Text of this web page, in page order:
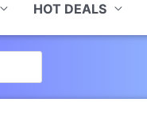
HOT DEALS